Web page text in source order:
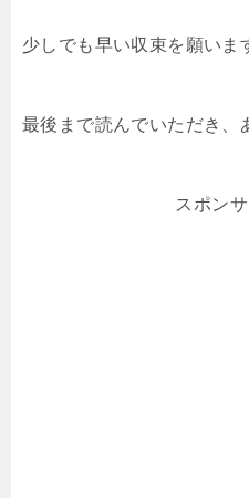
少しでも早い収束を願いま
最後まで読んでいただき、
スポン